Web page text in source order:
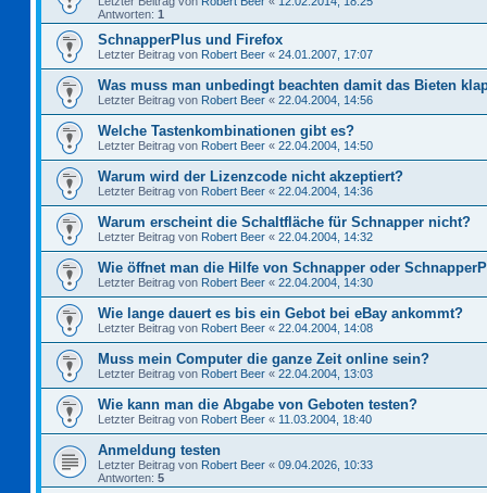
Antworten: 1
SchnapperPlus und Firefox
Letzter Beitrag von Robert Beer « 24.01.2007, 17:07
Was muss man unbedingt beachten damit das Bieten
Letzter Beitrag von Robert Beer « 22.04.2004, 14:56
Welche Tastenkombinationen gibt es?
Letzter Beitrag von Robert Beer « 22.04.2004, 14:50
Warum wird der Lizenzcode nicht akzeptiert?
Letzter Beitrag von Robert Beer « 22.04.2004, 14:36
Warum erscheint die Schaltfläche für Schnapper nicht?
Letzter Beitrag von Robert Beer « 22.04.2004, 14:32
Wie öffnet man die Hilfe von Schnapper oder
Letzter Beitrag von Robert Beer « 22.04.2004, 14:30
Wie lange dauert es bis ein Gebot bei eBay ankommt?
Letzter Beitrag von Robert Beer « 22.04.2004, 14:08
Muss mein Computer die ganze Zeit online sein?
Letzter Beitrag von Robert Beer « 22.04.2004, 13:03
Wie kann man die Abgabe von Geboten testen?
Letzter Beitrag von Robert Beer « 11.03.2004, 18:40
Anmeldung testen
Letzter Beitrag von Robert Beer « 09.04.2026, 10:33
Antworten: 5